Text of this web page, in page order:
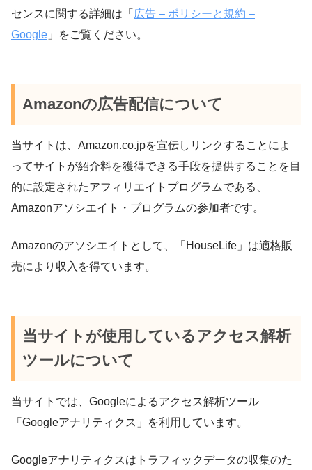
センスに関する詳細は「 広告 – ポリシーと規約 –
Google 」をご覧ください。
Amazonの広告配信について
当サイトは、Amazon.co.jpを宣伝しリンクすることによ
ってサイトが紹介料を獲得できる手段を提供することを目
的に設定されたアフィリエイトプログラムである、
Amazonアソシエイト・プログラムの参加者です。
Amazonのアソシエイトとして、「HouseLife」は適格販
売により収入を得ています。
当サイトが使用しているアクセス解析
ツールについて
当サイトでは、Googleによるアクセス解析ツール
「Googleアナリティクス」を利用しています。
Googleアナリティクスはトラフィックデータの収集のた